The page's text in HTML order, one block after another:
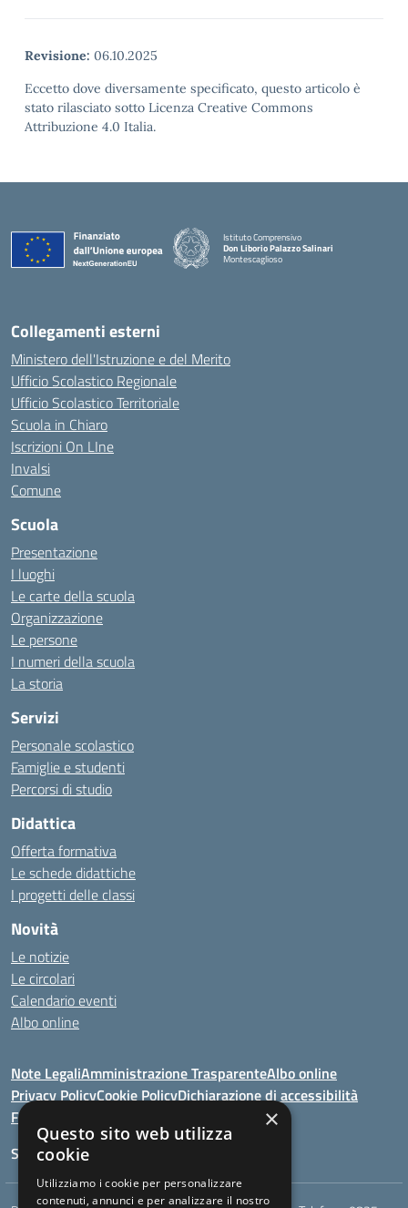
Revisione: 06.10.2025
Eccetto dove diversamente specificato, questo articolo è
stato rilasciato sotto Licenza Creative Commons
Attribuzione 4.0 Italia.
Istituto Comprensivo
Don Liborio Palazzo Salinari
Montescaglioso
Collegamenti esterni
Ministero dell'Istruzione e del Merito
Ufficio Scolastico Regionale
Ufficio Scolastico Territoriale
Scuola in Chiaro
Iscrizioni On LIne
Invalsi
Comune
Scuola
Presentazione
I luoghi
Le carte della scuola
Organizzazione
Le persone
I numeri della scuola
La storia
Servizi
Personale scolastico
Famiglie e studenti
Percorsi di studio
Didattica
Offerta formativa
Le schede didattiche
I progetti delle classi
Novità
Le notizie
Le circolari
Calendario eventi
Albo online
Note LegaliAmministrazione TrasparenteAlbo online
Privacy PolicyCookie PolicyDichiarazione di accessibilità
Feedback
Seguici su:
×
Questo sito web utilizza
cookie
Utilizziamo i cookie per personalizzare
contenuti, annunci e per analizzare il nostro